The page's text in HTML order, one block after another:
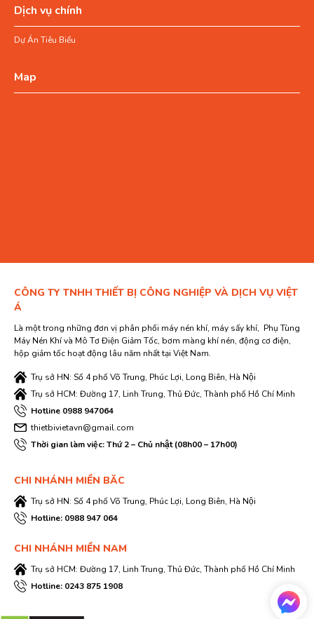
Dịch vụ chính
Dự Án Tiêu Biểu
Map
CÔNG TY TNHH THIẾT BỊ CÔNG NGHIỆP VÀ DỊCH VỤ VIỆT
Á
Là một trong những đơn vị phân phối máy nén khí, máy sấy khí, Phụ Tùng
Máy Nén Khí và Mô Tơ Điện Giảm Tốc, bơm màng khí nén, động cơ điện,
hộp giảm tốc hoạt động lâu năm nhất tại Việt Nam.
Trụ sở HN: Số 4 phố Võ Trung, Phúc Lợi, Long Biên, Hà Nội
Trụ sở HCM: Đường 17, Linh Trung, Thủ Đức, Thành phố Hồ Chí Minh
Hotline 0988 947064
thietbivietavn@gmail.com
Thời gian làm việc: Thứ 2 – Chủ nhật (08h00 – 17h00)
CHI NHÁNH MIỀN BĂC
Trụ sở HN: Số 4 phố Võ Trung, Phúc Lợi, Long Biên, Hà Nội
Hotline: 0988 947 064
CHI NHÁNH MIỀN NAM
Trụ sở HCM: Đường 17, Linh Trung, Thủ Đức, Thành phố Hồ Chí Minh
Hotline: 0243 875 1908